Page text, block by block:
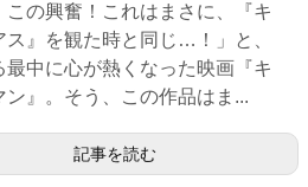
この興奮！これはまさに、『キ
ス』を観た時と同じ…！」と、
最中に心が熱くなった映画『キ
ン』。そう、この作品はま...
記事を読む